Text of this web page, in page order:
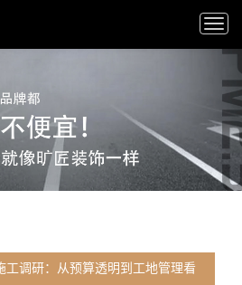
工调研：从预算透明到工地管理看